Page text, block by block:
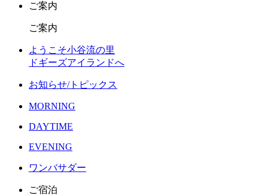
ご案内
ご案内
ようこそ小谷流の里
ドギーズアイランドへ
お知らせ/トピックス
MORNING
DAYTIME
EVENING
ワンバサダー
ご宿泊